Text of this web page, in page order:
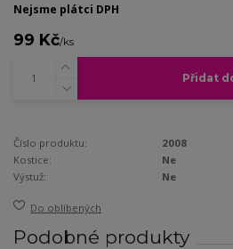
Nejsme plátci DPH
99 Kč/ks
Přidat
Číslo produktu:
2008
Kostice:
Ne
Výstuž:
Ne
Do oblíbených
Podobné produkty